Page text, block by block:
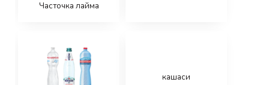
Часточка лайма
кашаси